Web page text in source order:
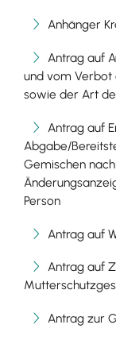
Anhänger
Antrag auf
und vom Verbot
sowie der Art
Antrag auf
Abgabe/
Gemischen
Person
Antrag auf
Antrag auf
Antrag zur